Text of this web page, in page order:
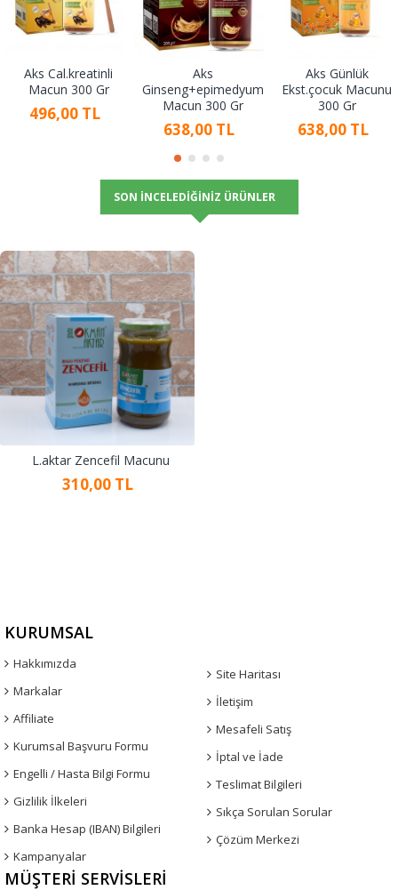
Aks Cal.kreatinli
Macun 300 Gr
496,00 TL
Aks
Ginseng+epimedyum
Macun 300 Gr
638,00 TL
Aks Günlük
Ekst.çocuk Macunu
300 Gr
638,00 TL
SON İNCELEDIĞINIZ ÜRÜNLER
L.aktar Zencefil Macunu
310,00 TL
KURUMSAL
Hakkımızda
Markalar
Affiliate
Kurumsal Başvuru Formu
Engelli / Hasta Bilgi Formu
Gizlilik İlkeleri
Banka Hesap (IBAN) Bilgileri
Kampanyalar
Site Haritası
İletişim
Mesafeli Satış
İptal ve İade
Teslimat Bilgileri
Sıkça Sorulan Sorular
Çözüm Merkezi
MÜŞTERI SERVISLERI